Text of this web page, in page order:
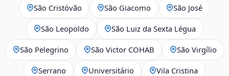
São Cristóvão São Giacomo São José
São Leopoldo São Luiz da Sexta Légua
São Pelegrino São Victor COHAB São Virgílio
Serrano Universitário Vila Cristina